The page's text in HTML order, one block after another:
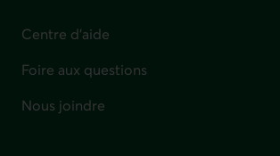
Centre d'aide
Foire aux questions
Nous joindre